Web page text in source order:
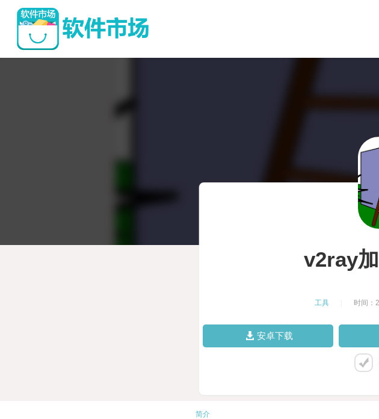
v2ray
工具 时间：
安卓下载
简介